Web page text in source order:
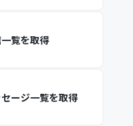
覧を取得
ージ一覧を取得